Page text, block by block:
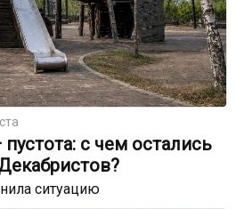
с чем остались
ситуацию